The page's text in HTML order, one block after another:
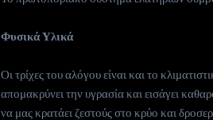
Φυσικά Υλικά
Οι τρίχες του αλόγου είναι και το
απομακρύνει την υγρασία και εισάγει
να μας κρατάει ζεστούς στο κρύο και